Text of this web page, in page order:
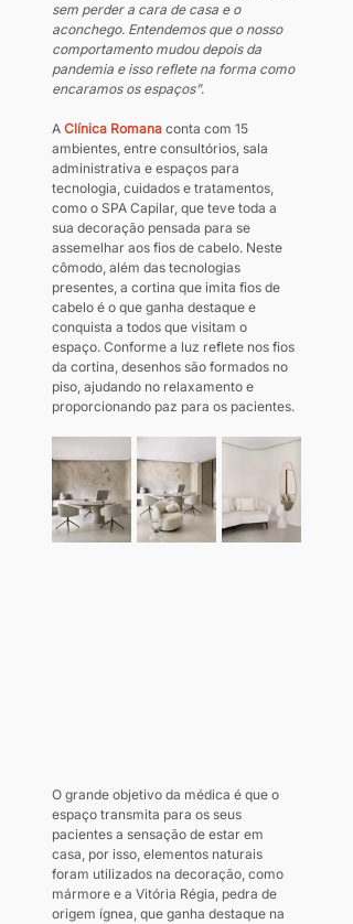
sem perder a cara de casa e o
aconchego. Entendemos que o nosso
comportamento mudou depois da
pandemia e isso reflete na forma como
encaramos os espaços”.
A Clínica Romana conta com 15
ambientes, entre consultórios, sala
administrativa e espaços para
tecnologia, cuidados e tratamentos,
como o SPA Capilar, que teve toda a
sua decoração pensada para se
assemelhar aos fios de cabelo. Neste
cômodo, além das tecnologias
presentes, a cortina que imita fios de
cabelo é o que ganha destaque e
conquista a todos que visitam o
espaço. Conforme a luz reflete nos fios
da cortina, desenhos são formados no
piso, ajudando no relaxamento e
proporcionando paz para os pacientes.
O grande objetivo da médica é que o
espaço transmita para os seus
pacientes a sensação de estar em
casa, por isso, elementos naturais
foram utilizados na decoração, como
mármore e a Vitória Régia, pedra de
origem ígnea, que ganha destaque na